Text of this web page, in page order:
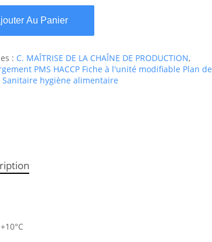
Au Panier
: C. MAÎTRISE DE LA CHAÎNE DE PRODUCTION,
PMS HACCP Fiche à l'unité modifiable Plan de
hygiène alimentaire